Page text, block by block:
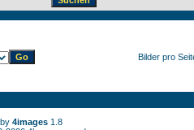
Bilder pro
4images1.8